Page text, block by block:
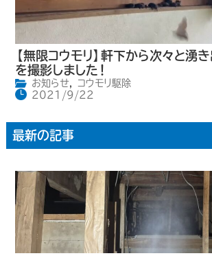
【無限コウモリ】軒下から次々と湧
を撮影しました！
お知らせ,
コウモリ駆除
2021/9/22
最新の記事